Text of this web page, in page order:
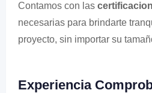
Contamos con las
necesarias para brindarte
proyecto, sin importar su
Experiencia